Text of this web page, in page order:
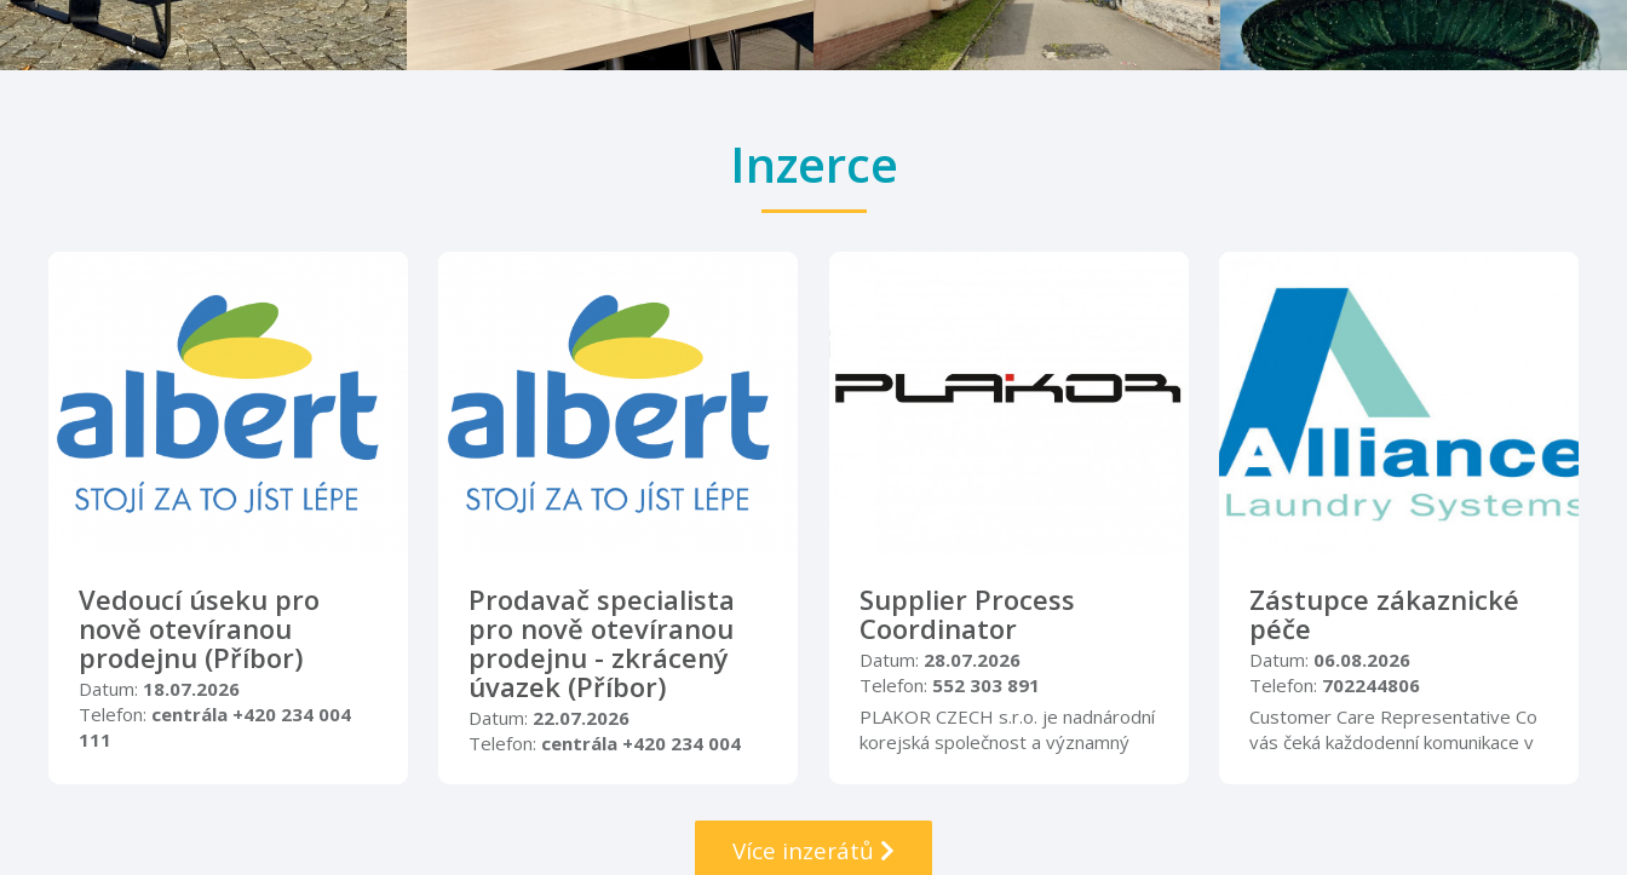
Inzerce
Vedoucí úseku pro
nově otevíranou
prodejnu (Příbor)
Datum: 18.07.2026
Telefon: centrála +420 234 004
111
Prodavač specialista
pro nově otevíranou
prodejnu - zkrácený
úvazek (Příbor)
Datum: 22.07.2026
Telefon: centrála +420 234 004
protože naším cílem je pomáhat
Supplier Process
Coordinator
Datum: 28.07.2026
Telefon: 552 303 891
PLAKOR CZECH s.r.o. je nadnárodní
korejská společnost a významný
výrobu a dodávky plastových dílů ...
Zástupce zákaznické
péče
Datum: 06.08.2026
Telefon: 702244806
Customer Care Representative Co
vás čeká každodenní komunikace v
Více inzerátů